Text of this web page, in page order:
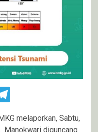
melaporkan, Sabtu,
diguncang